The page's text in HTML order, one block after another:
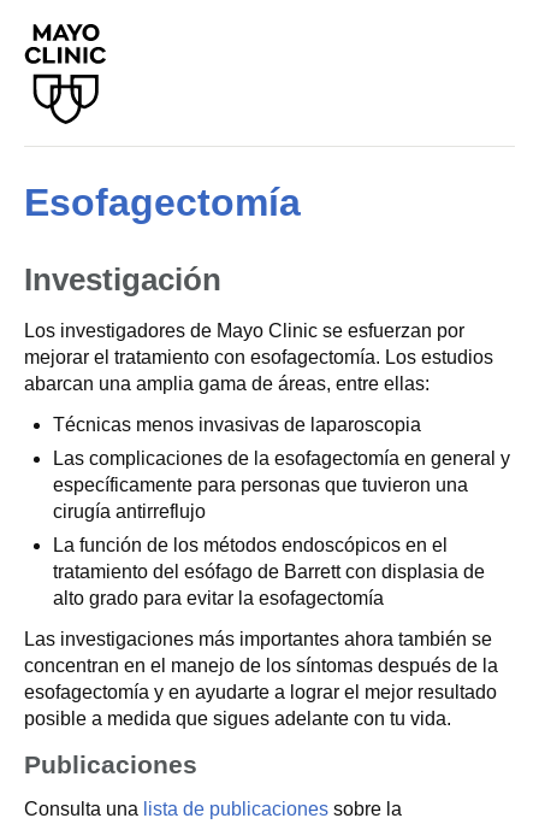
Esofagectomía
Investigación
Los investigadores de Mayo Clinic se esfuerzan por
mejorar el tratamiento con esofagectomía. Los estudios
abarcan una amplia gama de áreas, entre ellas:
Técnicas menos invasivas de laparoscopia
Las complicaciones de la esofagectomía en general y
específicamente para personas que tuvieron una
cirugía antirreflujo
La función de los métodos endoscópicos en el
tratamiento del esófago de Barrett con displasia de
alto grado para evitar la esofagectomía
Las investigaciones más importantes ahora también se
concentran en el manejo de los síntomas después de la
esofagectomía y en ayudarte a lograr el mejor resultado
posible a medida que sigues adelante con tu vida.
Publicaciones
Consulta una lista de publicaciones sobre la